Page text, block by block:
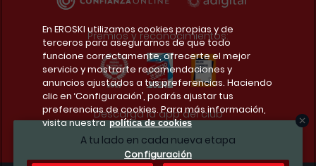
A tu lado en cada nueva etapa
Premios y reconocimientos:
Descarga la app del club
En EROSKI utilizamos cookies propias y de
terceros para asegurarnos de que todo
funcione correctamente, ofrecerte el mejor
servicio y mostrarte recomendaciones y
anuncios ajustados a tus preferencias. Haciendo
clic en ‘Configuración’, podrás ajustar tus
preferencias de cookies. Para más información,
visita nuestra política de cookies
Configuración